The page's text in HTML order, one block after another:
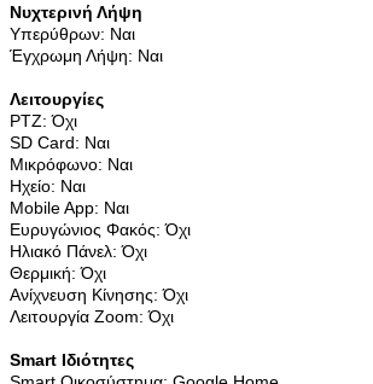
Νυχτερινή Λήψη
Υπερύθρων: Ναι
Έγχρωμη Λήψη: Ναι
Λειτουργίες
PTZ: Όχι
SD Card: Ναι
Μικρόφωνο: Ναι
Ηχείο: Ναι
Mobile App: Ναι
Ευρυγώνιος Φακός: Όχι
Ηλιακό Πάνελ: Όχι
Θερμική: Όχι
Ανίχνευση Κίνησης: Όχι
Λειτουργία Zoom: Όχι
Smart Ιδιότητες